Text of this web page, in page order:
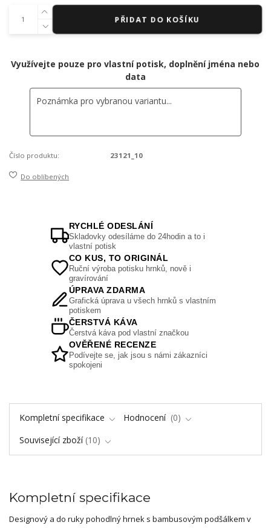
PŘIDAT DO KOŠÍKU
Využívejte pouze pro vlastní potisk, doplnění jména nebo
data
Číslo produktu: 23121_10
Do oblíbených
RYCHLÉ ODESLÁNÍ
Skladovky odesíláme do 24hodin a to i
vlastní potisk
CO KUS, TO ORIGINÁL
Ruční výroba potisku hrnků, nově i
gravírování
ÚPRAVA ZDARMA
Grafická úprava u všech hrnků s vlastním
potiskem
ČERSTVÁ KÁVA
Čerstvá káva pod vlastní značkou
OVĚŘENÉ RECENZE
Podívejte se, jak jsou s námi zákazníci
spokojeni
Kompletní specifikace Hodnocení
0
Související zboží 10
Kompletní specifikace
Designový a do ruky pohodlný hrnek s bambusovým podšálkem v